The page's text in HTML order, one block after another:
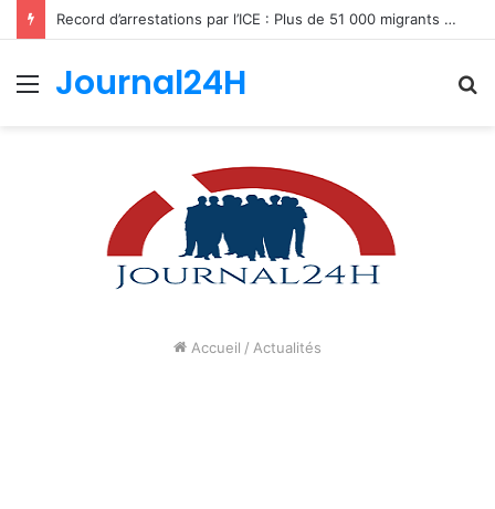
Record d’arrestations par l’ICE : Plus de 51 000 migrants interpellés en un mois aux États-Unis
Menu
Journal24H
Accueil / Actualités